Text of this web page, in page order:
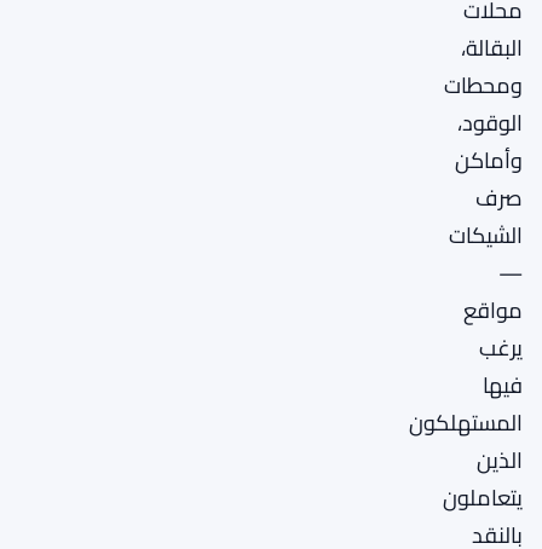
محلات
البقالة،
ومحطات
الوقود،
وأماكن
صرف
الشيكات
—
مواقع
يرغب
فيها
المستهلكون
الذين
يتعاملون
بالنقد